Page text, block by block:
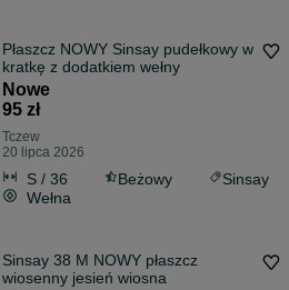
Płaszcz NOWY Sinsay pudełkowy w
kratkę z dodatkiem wełny
Nowe
95 zł
Tczew
20 lipca 2026
S / 36 Beżowy
Sinsay
Wełna
Sinsay 38 M NOWY płaszcz
wiosenny jesień wiosna